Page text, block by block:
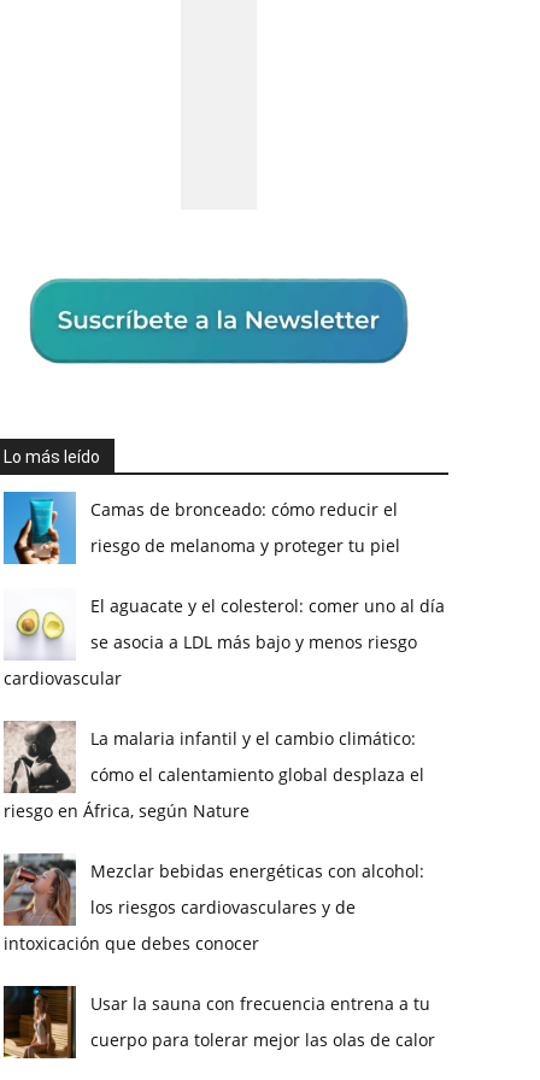
Lo más leído
Camas de bronceado: cómo reducir el
riesgo de melanoma y proteger tu piel
El aguacate y el colesterol: comer uno al día
se asocia a LDL más bajo y menos riesgo
cardiovascular
La malaria infantil y el cambio climático:
cómo el calentamiento global desplaza el
riesgo en África, según Nature
Mezclar bebidas energéticas con alcohol:
los riesgos cardiovasculares y de
intoxicación que debes conocer
Usar la sauna con frecuencia entrena a tu
cuerpo para tolerar mejor las olas de calor